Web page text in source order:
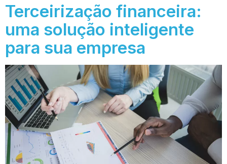
Terceirização financeira:
uma solução inteligente
para sua empresa